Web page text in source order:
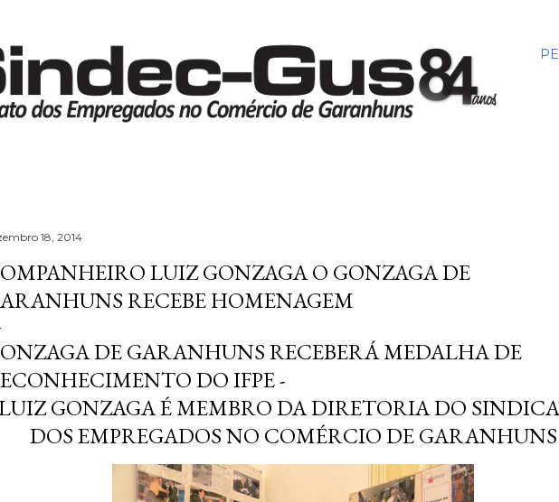
18, 2014
LUIZ GONZAGA O GONZAGA DE
RECEBE HOMENAGEM
DE GARANHUNS RECEBERÁ MEDALHA DE
DO IFPE -
GONZAGA É MEMBRO DA DIRETORIA DO
DOS EMPREGADOS NO COMÉRCIO DE GARANHUNS